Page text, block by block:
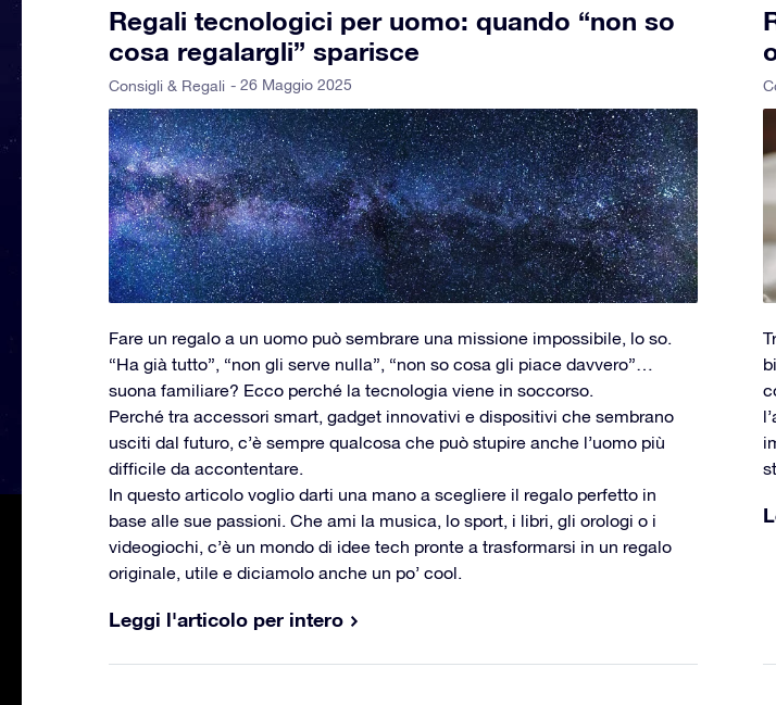
Regali tecnologici per uomo: quando “non so
cosa regalargli” sparisce
Consigli & Regali - 26 Maggio 2025
Fare un regalo a un uomo può sembrare una missione impossibile, lo so.
“Ha già tutto”, “non gli serve nulla”, “non so cosa gli piace davvero”…
suona familiare? Ecco perché la tecnologia viene in soccorso.
Perché tra accessori smart, gadget innovativi e dispositivi che sembrano
usciti dal futuro, c’è sempre qualcosa che può stupire anche l’uomo più
difficile da accontentare.
In questo articolo voglio darti una mano a scegliere il regalo perfetto in
base alle sue passioni. Che ami la musica, lo sport, i libri, gli orologi o i
videogiochi, c’è un mondo di idee tech pronte a trasformarsi in un regalo
originale, utile e diciamolo anche un po’ cool.
Leggi l'articolo per intero